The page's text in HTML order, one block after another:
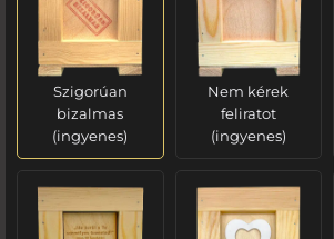
Szigorúan
bizalmas
(ingyenes)
Nem kérek
feliratot
(ingyenes)